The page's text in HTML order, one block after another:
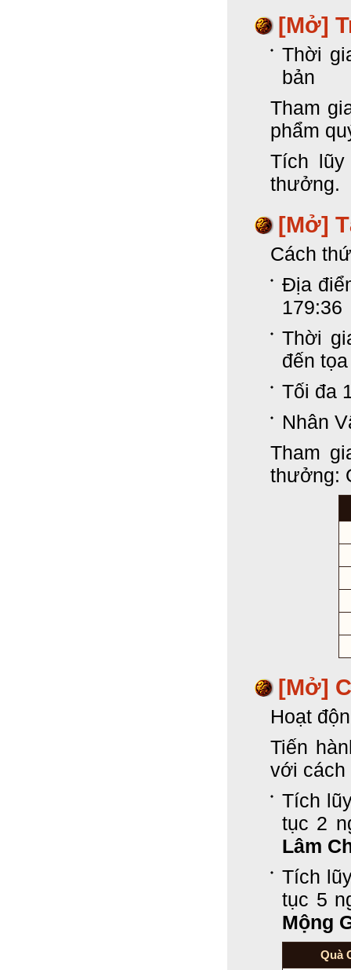
[Mở]
Thời
bản
Tham
phẩm
Tích
thưởng.
[Mở]
Cách
Địa
179:36
Thời
đến
Tối đa
Nhân
Tham
thưởng:
[Mở]
Hoạt
Tiến
với cách
Tích
tục 2
Lâm
Tích
tục 5
Mộng
Quà